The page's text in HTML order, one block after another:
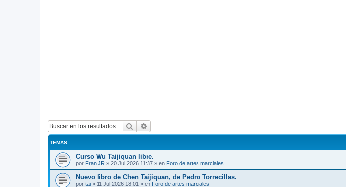
Buscar
TEMAS
Curso Wu Taijiquan libre.
por Fran JR » 20 Jul 2026 11:37 » en Foro de artes marciales
Nuevo libro de Chen Taijiquan, de Pedro Torrecillas.
por tai » 11 Jul 2026 18:01 » en Foro de artes marciales